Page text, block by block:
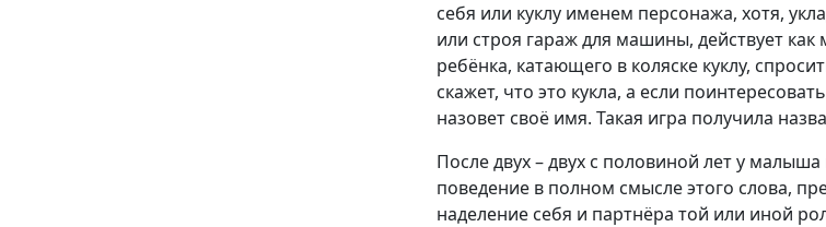
себя или куклу именем персонажа, хотя,
или строя гараж для машины, действует
ребёнка, катающего в коляске куклу,
скажет, что это кукла, а если
назовет своё имя. Такая игра получила
После двух – двух с половиной лет у
поведение в полном смысле этого слова,
наделение себя и партнёра той или иной